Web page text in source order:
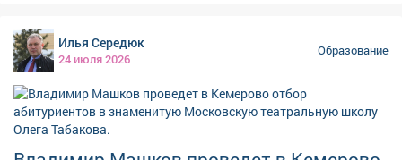
«Детский сад №34 «Красная шапочка» удостоено
звания «Образцовый детский сад» и награждено
медалью победителя.
школу Олега Табакова. Как сообщают областные
власти, для одарённых ребят из региона это шанс
бесплатно получить образование у ведущих актёров
страны. Отмечается, что успех каждого кузбассовца
на федеральном уровне – мощный стимул для
молодёжи. Важно, чтобы после обучения ребята
Илья Середюк
24 июля 2026
Образование